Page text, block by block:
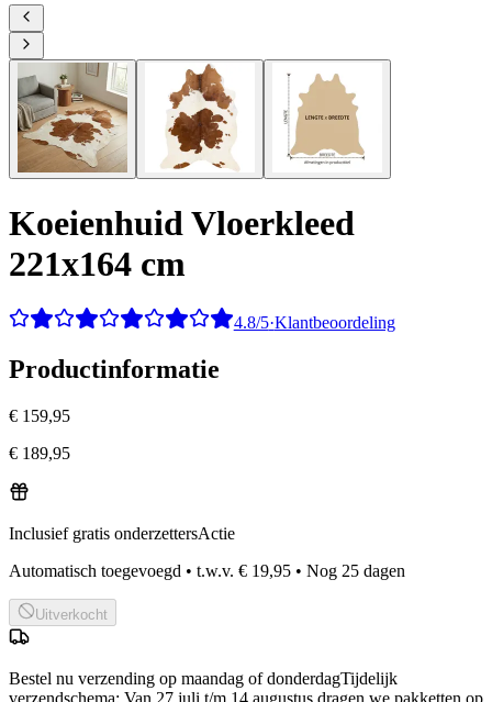
Koeienhuid Vloerkleed
221x164 cm
4.8/5·Klantbeoordeling
Productinformatie
€ 159,95
€ 189,95
Inclusief gratis onderzettersActie
Automatisch toegevoegd • t.w.v. € 19,95 • Nog 25 dagen
Uitverkocht
Bestel nu verzending op maandag of donderdagTijdelijk